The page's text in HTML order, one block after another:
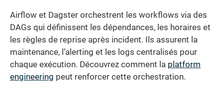
Airflow et Dagster orchestrent les workflows via des
DAGs qui définissent les dépendances, les horaires et
les règles de reprise après incident. Ils assurent la
maintenance, l’alerting et les logs centralisés pour
chaque exécution. Découvrez comment la platform
engineering peut renforcer cette orchestration.